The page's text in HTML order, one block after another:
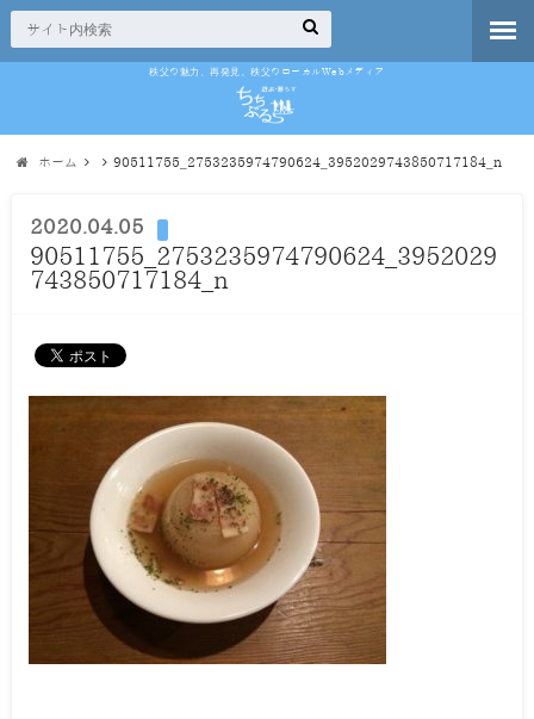
秩父の魅力、再発見。秩父のローカルWebメディア
ホーム 90511755_2753235974790624_3952029743850717184_n
2020.04.05
90511755_2753235974790624_3952029
743850717184_n